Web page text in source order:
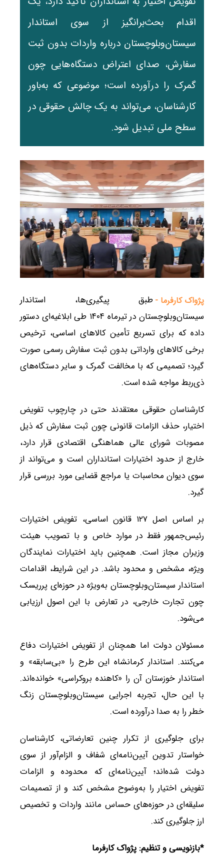
اقدام بحث‌برانگیز از سوی استاندار
سیستان‌وبلوچستان درباره واردات بدون ثبت
سفارش، صدای اعتراض دستگاه‌هایی چون
گمرک را درآورده است؛ موضوعی که به‌باور
کارشناسان، می‌تواند به یک چالش حقوقی در
سطح ملی تبدیل شود.
پژواک کارفرما - طبق پیگیری‌ها، استاندار
سیستان‌وبلوچستان در تیرماه ۱۴۰۴ طی ابلاغیه‌ای دستور
داده که برای تسریع تأمین کالاهای اساسی، ترخیص
برخی کالاهای وارداتی بدون ثبت سفارش رسمی صورت
گیرد؛ تصمیمی که با مخالفت گمرک و سایر دستگاه‌های
ذی‌ربط مواجه شده است.
کارشناسان حقوقی معتقدند حتی در چارچوب تفویض
اختیار، حذف الزامات قانونی چون ثبت سفارش که ذیل
مصوبات شورای عالی هماهنگی اقتصادی قرار دارد،
خارج از حدود اختیارات استانداران است و می‌تواند از
سوی دیوان محاسبات یا مراجع قضایی مورد بررسی قرار
گیرد.
بر اساس اصل ۱۲۷ قانون اساسی، تفویض اختیارات
رئیس‌جمهور فقط در موارد خاص و با تصویب هیئت
وزیران مجاز است. همچنین باید اختیارات نمایندگان
ویژه، مشخص و محدود باشد. در این شرایط، اقدامات
استاندار سیستان‌وبلوچستان به‌ویژه در حوزه‌ای پرریسک
چون تجارت خارجی، در تعارض با این اصول ارزیابی
می‌شود.
مسئولان دولت اما همچنان از تفویض اختیارات دفاع
می‌کنند. استاندار کرمانشاه این طرح را «بی‌سابقه» و
استاندار خوزستان آن را «کاهنده بروکراسی» خوانده‌اند.
با این حال، تجربه اجرایی سیستان‌وبلوچستان زنگ
خطر را به صدا درآورده است.
برای جلوگیری از تکرار چنین تعارضاتی، کارشناسان
خواستار تدوین آیین‌نامه‌ای شفاف و الزام‌آور از سوی
دولت شده‌اند؛ آیین‌نامه‌ای که محدوده و الزامات
تفویض اختیار را به‌وضوح مشخص کند و از تصمیمات
سلیقه‌ای در حوزه‌های حساس مانند واردات و تخصیص
ارز جلوگیری کند.
*بازنویسی و تنظیم: پژواک کارفرما